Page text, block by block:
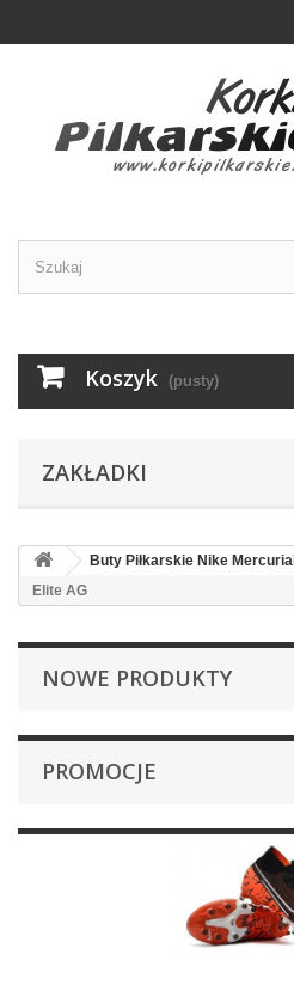
Koszyk (pusty)
ZAKŁADKI
Buty Piłkarskie Nike Mercurial
Elite AG
NOWE PRODUKTY
PROMOCJE